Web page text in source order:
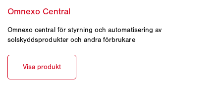
Omnexo central för styrning och automatisering av
solskyddsprodukter och andra förbrukare